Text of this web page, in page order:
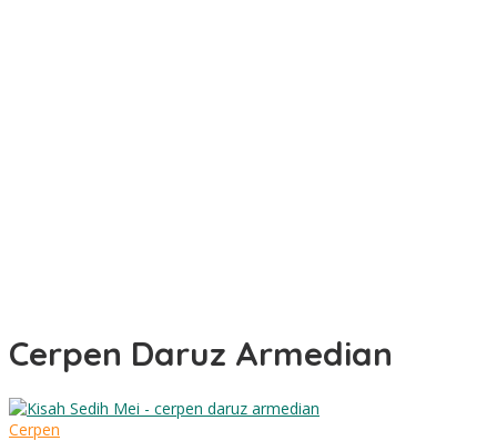
Cerpen Daruz Armedian
Cerpen